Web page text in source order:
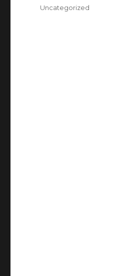
Categories
Uncategorized